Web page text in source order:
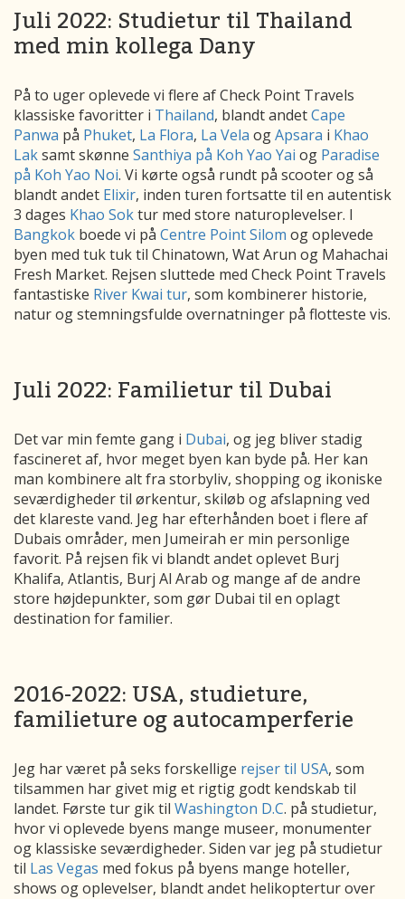
Juli 2022: Studietur til Thailand
med min kollega Dany
På to uger oplevede vi flere af Check Point Travels
klassiske favoritter i Thailand, blandt andetCape
Panwa på Phuket, La Flora, La Vela ogApsara i Khao
Laksamt skønne Santhiya på Koh Yao Yai og Paradise
på Koh Yao Noi. Vi kørte også rundt på scooter og så
blandt andet Elixir, inden turen fortsatte til en autentisk
3 dages Khao Soktur med store naturoplevelser. I
Bangkok boede vi på Centre Point Silom og oplevede
byen med tuk tuk til Chinatown, Wat Arun og Mahachai
Fresh Market. Rejsen sluttede med Check Point Travels
fantastiske River Kwai tur, som kombinerer historie,
natur og stemningsfulde overnatninger på flotteste vis.
Juli 2022: Familietur til Dubai
Det var min femte gang i Dubai, og jeg bliver stadig
fascineret af, hvor meget byen kan byde på. Her kan
man kombinere alt fra storbyliv, shopping og ikoniske
seværdigheder til ørkentur, skiløb og afslapning ved
det klareste vand. Jeg har efterhånden boet i flere af
Dubais områder, men Jumeirah er min personlige
favorit. På rejsen fik vi blandt andet oplevet Burj
Khalifa, Atlantis, Burj Al Arab og mange af de andre
store højdepunkter, som gør Dubai til en oplagt
destination for familier.
2016-2022: USA, studieture,
familieture og autocamperferie
Jeg har været på seks forskellige rejser til USA, som
tilsammen har givet mig et rigtig godt kendskab til
landet. Første tur gik til Washington D.C. på studietur,
hvor vi oplevede byens mange museer, monumenter
og klassiske seværdigheder. Siden var jeg på studietur
til Las Vegas med fokus på byens mange hoteller,
shows og oplevelser, blandt andet helikoptertur over